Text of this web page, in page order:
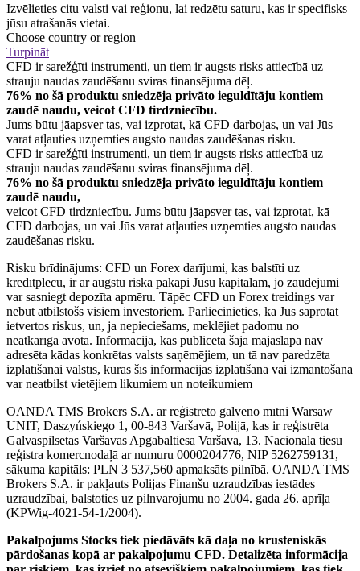
Izvēlieties citu valsti vai reģionu, lai redzētu saturu, kas ir specifisks
jūsu atrašanās vietai.
Choose country or region
Turpināt
CFD ir sarežģīti instrumenti, un tiem ir augsts risks attiecībā uz
strauju naudas zaudēšanu sviras finansējuma dēļ.
76% no šā produktu sniedzēja privāto ieguldītāju kontiem
zaudē naudu, veicot CFD tirdzniecību.
Jums būtu jāapsver tas, vai izprotat, kā CFD darbojas, un vai Jūs
varat atļauties uzņemties augsto naudas zaudēšanas risku.
CFD ir sarežģīti instrumenti, un tiem ir augsts risks attiecībā uz
strauju naudas zaudēšanu sviras finansējuma dēļ.
76% no šā produktu sniedzēja privāto ieguldītāju kontiem
zaudē naudu,
veicot CFD tirdzniecību. Jums būtu jāapsver tas, vai izprotat, kā
CFD darbojas, un vai Jūs varat atļauties uzņemties augsto naudas
zaudēšanas risku.
Risku brīdinājums: CFD un Forex darījumi, kas balstīti uz
kredītplecu, ir ar augstu riska pakāpi Jūsu kapitālam, jo zaudējumi
var sasniegt depozīta apmēru. Tāpēc CFD un Forex treidings var
nebūt atbilstošs visiem investoriem. Pārliecinieties, ka Jūs saprotat
ietvertos riskus, un, ja nepieciešams, meklējiet padomu no
neatkarīga avota. Informācija, kas publicēta šajā mājaslapā nav
adresēta kādas konkrētas valsts saņēmējiem, un tā nav paredzēta
izplatīšanai valstīs, kurās šīs informācijas izplatīšana vai izmantošana
var neatbilst vietējiem likumiem un noteikumiem
OANDA TMS Brokers S.A. ar reģistrēto galveno mītni Warsaw
UNIT, Daszyńskiego 1, 00-843 Varšavā, Polijā, kas ir reģistrēta
Galvaspilsētas Varšavas Apgabaltiesā Varšavā, 13. Nacionālā tiesu
reģistra komercnodaļā ar numuru 0000204776, NIP 5262759131,
sākuma kapitāls: PLN 3 537,560 apmaksāts pilnībā. OANDA TMS
Brokers S.A. ir pakļauts Polijas Finanšu uzraudzības iestādes
uzraudzībai, balstoties uz pilnvarojumu no 2004. gada 26. aprīļa
(KPWig-4021-54-1/2004).
Pakalpojums Stocks tiek piedāvāts kā daļa no krusteniskās
pārdošanas kopā ar pakalpojumu CFD. Detalizēta informācija